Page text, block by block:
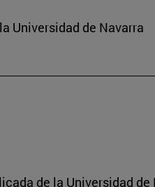
Universidad de Navarra
de la Universidad de